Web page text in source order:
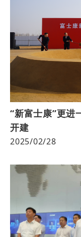
“新富士康”更
开建
2025/02/28